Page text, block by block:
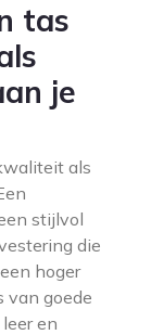
tas
je
als
stijlvol
die
hoger
van goede
en